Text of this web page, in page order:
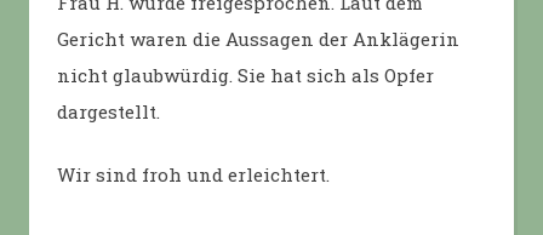
Gericht waren die Aussagen der Anklägerin
nicht glaubwürdig. Sie hat sich als Opfer
dargestellt.
Wir sind froh und erleichtert.